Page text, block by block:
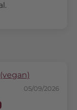
05/09/2026